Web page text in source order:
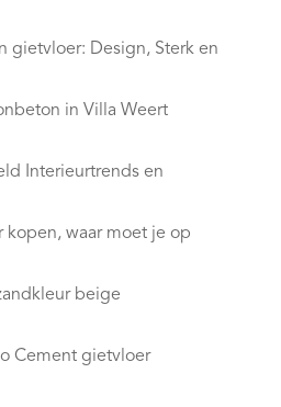
gietvloer: Design, Sterk en
in Villa Weert
Interieurtrends en
kopen, waar moet je op
beige
Cement gietvloer